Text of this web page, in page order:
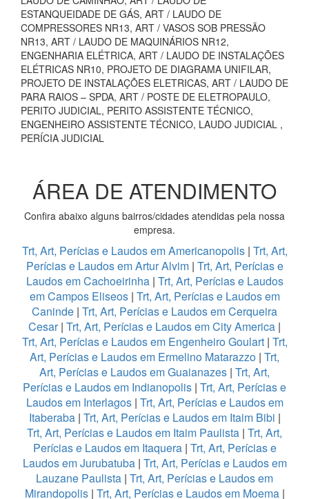
ESTANQUEIDADE DE GÁS, ART / LAUDO DE
COMPRESSORES NR13, ART / VASOS SOB PRESSÃO
NR13, ART / LAUDO DE MAQUINÁRIOS NR12,
ENGENHARIA ELÉTRICA, ART / LAUDO DE INSTALAÇÕES
ELÉTRICAS NR10, PROJETO DE DIAGRAMA UNIFILAR,
PROJETO DE INSTALAÇÕES ELETRICAS, ART / LAUDO DE
PARA RAIOS – SPDA, ART / POSTE DE ELETROPAULO,
PERITO JUDICIAL, PERITO ASSISTENTE TÉCNICO,
ENGENHEIRO ASSISTENTE TÉCNICO, LAUDO JUDICIAL ,
PERÍCIA JUDICIAL
ÁREA DE ATENDIMENTO
Confira abaixo alguns bairros/cidades atendidas pela nossa
empresa.
Trt, Art, Perícias e Laudos em Americanopolis | Trt, Art,
Perícias e Laudos em Artur Alvim | Trt, Art, Perícias e
Laudos em Cachoeirinha| Trt, Art, Perícias e Laudos
em Campos Eliseos | Trt, Art, Perícias e Laudos em
Caninde | Trt, Art, Perícias e Laudos em Cerqueira
Cesar| Trt, Art, Perícias e Laudos em City America |
Trt, Art, Perícias e Laudos em Engenheiro Goulart | Trt,
Art, Perícias e Laudos em Ermelino Matarazzo | Trt,
Art, Perícias e Laudos em Guaianazes | Trt, Art,
Perícias e Laudos em Indianopolis | Trt, Art, Perícias e
Laudos em Interlagos| Trt, Art, Perícias e Laudos em
Itaberaba| Trt, Art, Perícias e Laudos em Itaim Bibi |
Trt, Art, Perícias e Laudos em Itaim Paulista | Trt, Art,
Perícias e Laudos em Itaquera| Trt, Art, Perícias e
Laudos em Jurubatuba| Trt, Art, Perícias e Laudos em
Lauzane Paulista | Trt, Art, Perícias e Laudos em
Mirandopolis| Trt, Art, Perícias e Laudos em Moema|